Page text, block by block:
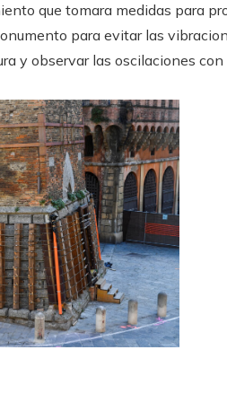
que tomara medidas para
para evitar las
y observar las oscilaciones